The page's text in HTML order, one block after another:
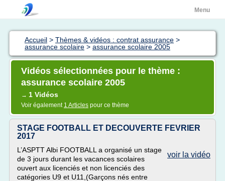
Menu
Accueil > Thèmes & vidéos : contrat assurance >
assurance scolaire > assurance scolaire 2005
Vidéos sélectionnées pour le thème :
assurance scolaire 2005
→ 1 Vidéos
Voir également 1 Articles pour ce thème
STAGE FOOTBALL ET DECOUVERTE FEVRIER
2017
voir la vidéo
L’ASPTT Albi FOOTBALL a organisé un stage
de 3 jours durant les vacances scolaires
ouvert aux licenciés et non licenciés des
catégories U9 et U11,(Garçons nés entre